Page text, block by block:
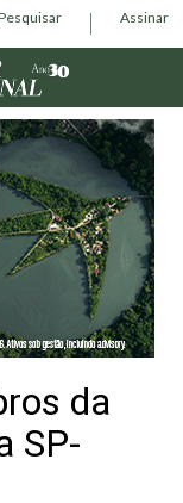
Assinar
da
SP-